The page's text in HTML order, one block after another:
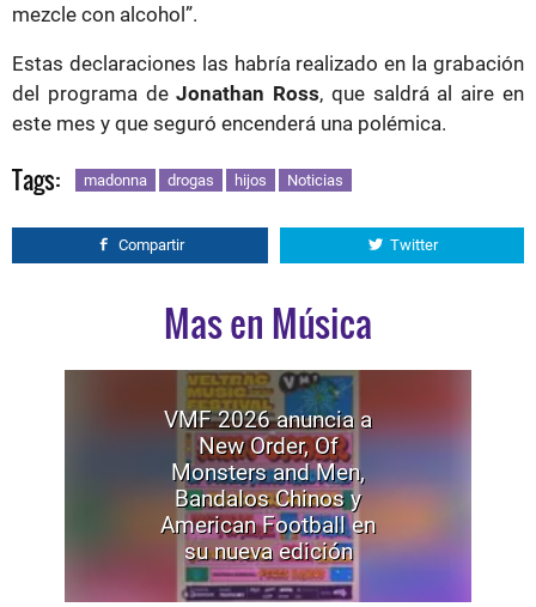
mezcle con alcohol”.
Estas declaraciones las habría realizado en la grabación
del programa deJonathan Ross, que saldrá al aire en
este mes y que seguró encenderá una polémica.
Tags: madonna drogas hijos Noticias
Compartir Twitter
Mas en Música
VMF 2026 anuncia a
New Order, Of
Monsters and Men,
Bandalos Chinos y
American Football en
su nueva edición